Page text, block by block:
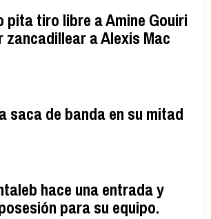
pita tiro libre a Amine Gouiri
zancadillear a Alexis Mac
saca de banda en su mitad
hace una entrada y
para su equipo.